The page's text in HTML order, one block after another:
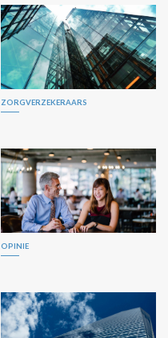
ZORGVERZEKERAARS
OPINIE